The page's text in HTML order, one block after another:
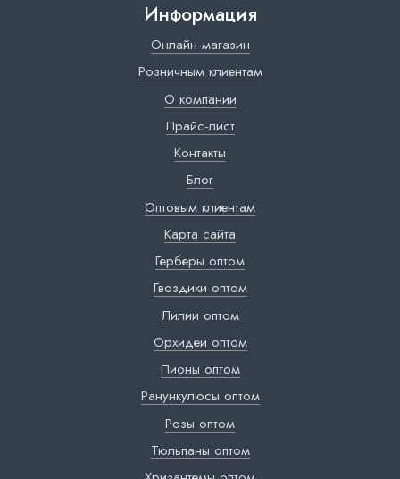
Информация
Онлайн-магазин
Розничным клиентам
О компании
Прайс-лист
Контакты
Блог
Оптовым клиентам
Карта сайта
Герберы оптом
Гвоздики оптом
Лилии оптом
Орхидеи оптом
Пионы оптом
Ранункулюсы оптом
Розы оптом
Тюльпаны оптом